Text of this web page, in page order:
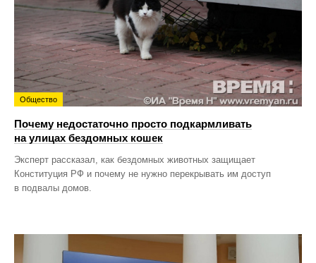
Общество
Почему недостаточно просто подкармливать
на улицах бездомных кошек
Эксперт рассказал, как бездомных животных защищает
Конституция РФ и почему не нужно перекрывать им доступ
в подвалы домов.